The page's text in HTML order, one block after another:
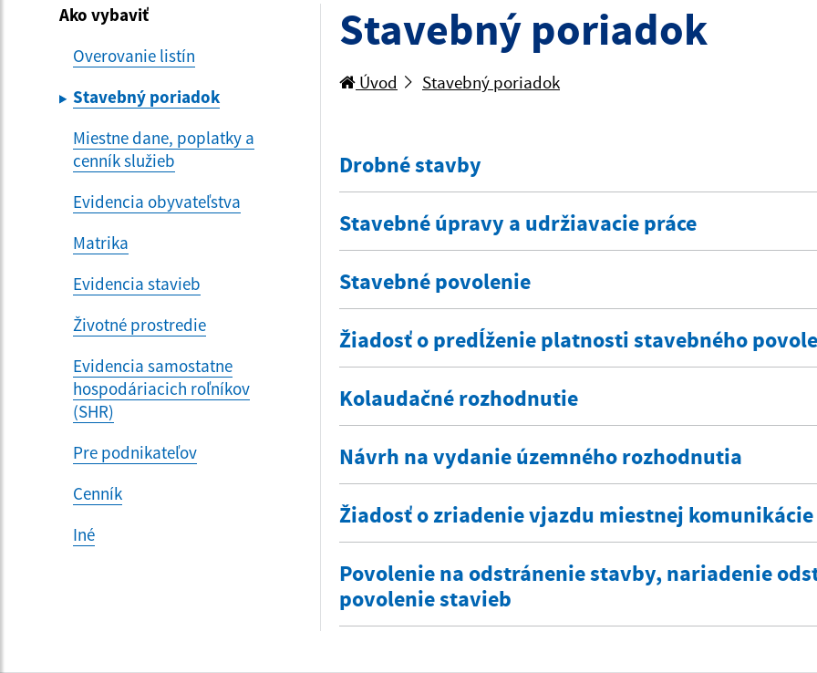
Ako vybaviť
Overovanie listín
Stavebný poriadok
Miestne dane, poplatky a
cenník služieb
Evidencia obyvateľstva
Matrika
Evidencia stavieb
Životné prostredie
Evidencia samostatne
hospodáriacich roľníkov
(SHR)
Pre podnikateľov
Cenník
Iné
Stavebný poriadok
Úvod Stavebný poriadok
Drobné stavby
Stavebné úpravy a udržiavacie práce
Stavebné povolenie
Žiadosť o predĺženie platnosti stavebného
Kolaudačné rozhodnutie
Návrh na vydanie územného rozhodnutia
Žiadosť o zriadenie vjazdu miestnej komunikácie
Povolenie na odstránenie stavby, nariadenie
povolenie stavieb